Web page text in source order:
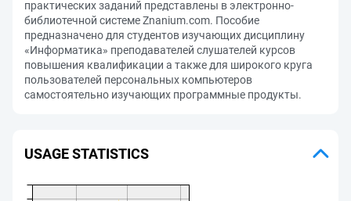
практических заданий представлены в электронно-
библиотечной системе Znanium.com. Пособие
предназначено для студентов изучающих дисциплину
«Информатика» преподавателей слушателей курсов
повышения квалификации а также для широкого круга
пользователей персональных компьютеров
самостоятельно изучающих программные продукты.
USAGE STATISTICS